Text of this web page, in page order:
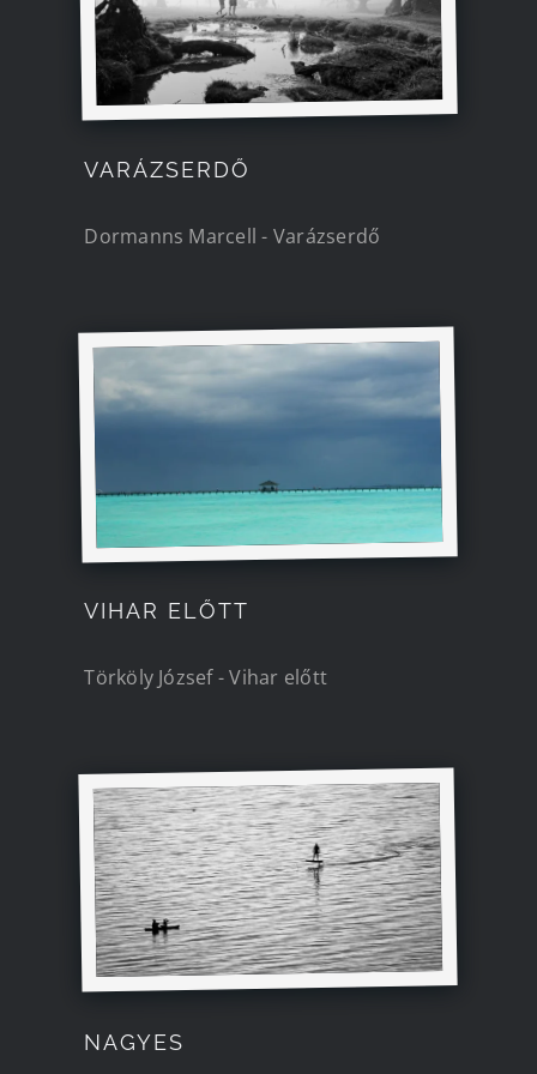
Kapcsolat
VARÁZSERDŐ
Dormanns Marcell - Varázserdő
VIHAR ELŐTT
Törköly József - Vihar előtt
NAGYES